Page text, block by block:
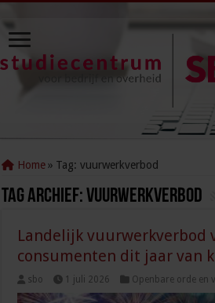
Home » Tag:vuurwerkverbod
Tag Archief: vuurwerkverbod
Landelijk vuurwerkverbod
consumenten dit jaar van
sbo 1 juli 2026 Openbare orde en